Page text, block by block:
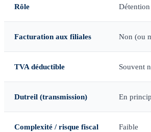
Rôle
Facturation aux filiales Non (ou
TVA déductible Souvent
Dutreil (transmission) En
Complexité / risque fiscal Faible